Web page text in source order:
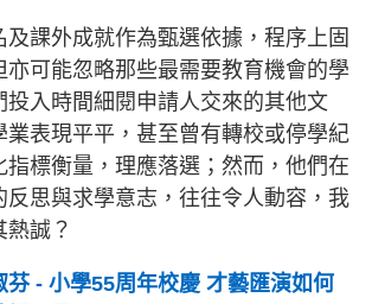
課外成就作為甄選依據，程序上固
亦可能忽略那些最需要教育機會的學
投入時間細閱申請人交來的其他文
業表現平平，甚至曾有轉校或停學紀
指標衡量，理應落選；然而，他們在
反思與求學意志，往往令人動容，我
誠？
芬 - 小學55周年校慶 才藝匯演如何